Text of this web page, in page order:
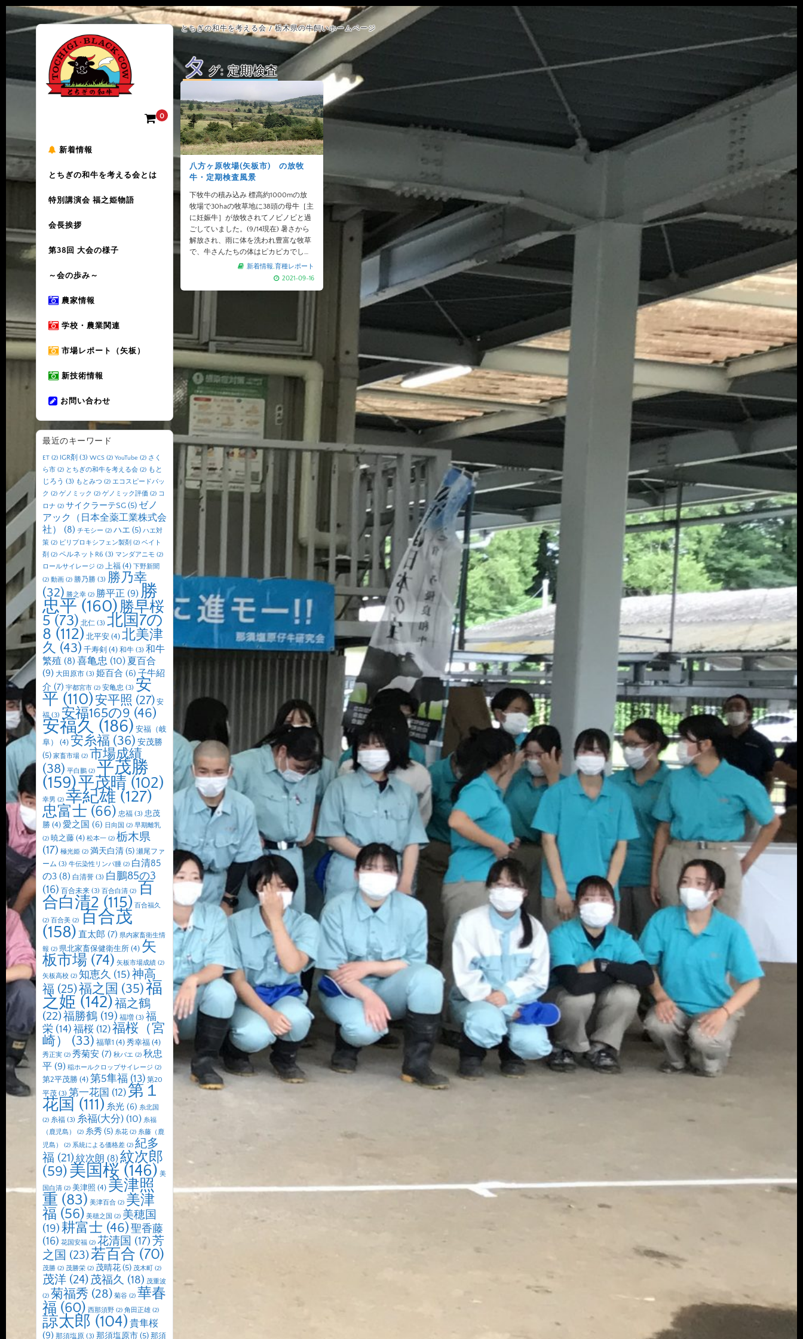
とちぎの和牛を考える会 / 栃木県の牛飼いホームページ
0
新着情報
とちぎの和牛を考える会とは
特別講演会 福之姫物語
会長挨拶
第38回 大会の様子
～会の歩み～
農家情報
学校・農業関連
市場レポート（矢板）
新技術情報
お問い合わせ
タ グ:定期検査
八方ヶ原牧場(矢板市) の放牧
牛・定期検査風景
下牧牛の積み込み 標高約1000mの放
牧場で30haの牧草地に38頭の母牛［主
に妊娠牛］が放牧されてノビノビと過
ごしていました。(9/14現在) 暑さから
解放され、雨に体を洗われ豊富な牧草
で、牛さんたちの体はピカピカでし…
新着情報,育種レポート
2021-09-16
最近のキーワード
ET (2) IGR剤 (3) WCS (2) YouTube (2) さく
ら市 (2) とちぎの和牛を考える会 (2) もと
じろう (3) もとみつ (2) エコスピードパッ
ク (2) ゲノミック (2) ゲノミック評価 (2) コ
ロナ (2) サイクラーテSG(5) ゼノ
アック（日本全薬工業株式会
社）
(8) チモシー (2) ハエ (5) ハエ対
策 (2) ピリプロキシフェン製剤 (2) ベイト
剤 (2) ペルネットR6 (3) マンダアニモ (2)
ロールサイレージ (2) 上福 (4) 下野新聞
(2) 動画 (2) 勝乃勝 (3) 勝乃幸
(32) 勝之幸 (2) 勝平正 (9) 勝
忠平 (160)勝早桜
5 (73) 北仁 (3) 北国7の
8 (112) 北平安 (4) 北美津
久 (43) 千寿剣 (4) 和牛 (3) 和牛
繁殖 (8) 喜亀忠 (10) 夏百合
(9) 大田原市 (3) 姫百合 (6) 子牛紹
介 (7) 宇都宮市 (2) 安亀忠 (3) 安
平 (110)安平照 (27) 安
福(3) 安福165の9 (46)
安福久 (186) 安福（岐
阜）
(4) 安糸福 (36) 安茂勝
(5) 家畜市場 (2) 市場成績
(38) 平白鵬 (2) 平茂勝
(159)平茂晴 (102)
幸男 (2) 幸紀雄 (127)
忠富士 (66) 忠福 (3) 忠茂
勝 (4) 愛之国 (6) 日向国 (2) 早期離乳
(2) 暁之藤 (4) 松本一 (2) 栃木県
(17) 極光姫 (2) 満天白清(5) 瀬尾ファ
ーム (3) 牛伝染性リンパ腫 (2) 白清85
の3 (8) 白清誉 (3) 白鵬85の3
(16) 百合未来 (3) 百合白清 (2) 百
合白清2 (115) 百合福久
(2) 百合美 (2)
百合茂
(158) 直太郎 (7) 県内家畜衛生情
報 (2) 県北家畜保健衛生所 (4) 矢
板市場 (74) 矢板市場成績 (2)
矢板高校 (2) 知恵久 (15) 神高
福 (25)福之国 (35)福
之姫 (142)福之鶴
(22)福勝鶴 (19) 福増 (3) 福
栄 (14) 福桜 (12)福桜（宮
崎）
(33) 福華1 (4) 秀幸福 (4)
秀正実 (2) 秀菊安 (7) 秋バエ (2) 秋忠
平 (9) 稲ホールクロップサイレージ (2)
第2平茂勝 (4) 第5隼福 (13) 第20
平茂 (3) 第一花国 (12) 第１
花国 (111) 糸光 (6) 糸北国
(2) 糸福 (3) 糸福(大分) (10) 糸福
（鹿児島）
(2) 糸秀 (5) 糸花 (2) 糸藤（鹿
児島）
(2) 系統による価格差 (2) 紀多
福 (21) 紋次朗 (8) 紋次郎
(59)美国桜 (146) 美
国白清 (2) 美津照 (4) 美津照
重 (83) 美津百合 (2) 美津
福 (56) 美穂之国 (2) 美穂国
(19)耕富士 (46)聖香藤
(16) 花国安福 (2) 花清国 (17)芳
之国 (23)若百合 (70)
茂勝 (2) 茂勝栄 (2) 茂晴花(5) 茂木町 (2)
茂洋 (24)茂福久 (18) 茂重波
(2) 菊福秀 (28) 菊谷 (2) 華春
福 (60) 西那須野 (2) 角田正雄 (2)
諒太郎 (104) 貴隼桜
(9) 那須塩原 (3) 那須塩原市(5) 那須